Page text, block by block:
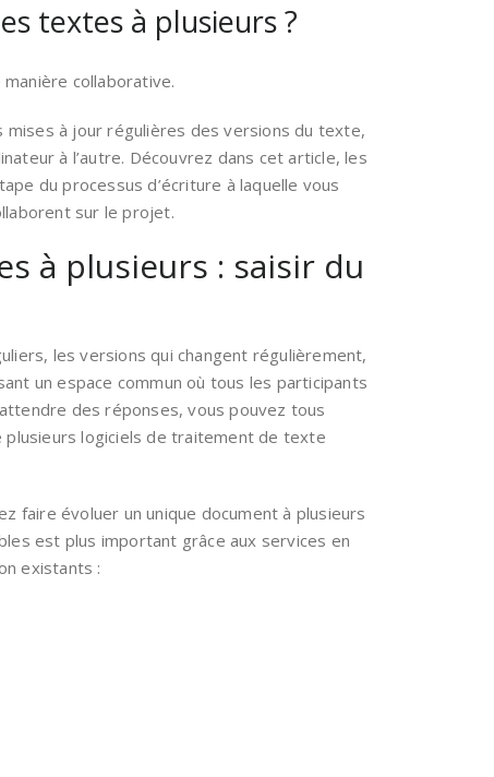
textes à plusieurs ?
collaborative.
à jour régulières des versions du texte,
à l’autre. Découvrez dans cet article, les
du processus d’écriture à laquelle vous
sur le projet.
à plusieurs : saisir du
les versions qui changent régulièrement,
un espace commun où tous les participants
des réponses, vous pouvez tous
logiciels de traitement de texte
faire évoluer un unique document à plusieurs
est plus important grâce aux services en
existants :